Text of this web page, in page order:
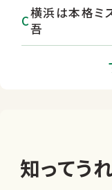
横浜は本格ミ
吾
米澤穂信と『
知ってう